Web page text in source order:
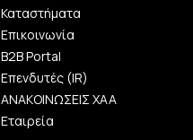
Καταστήματα
Επικοινωνία
B2B Portal
Επενδυτές (IR)
ΑΝΑΚΟΙΝΩΣΕΙΣ ΧΑΑ
Εταιρεία